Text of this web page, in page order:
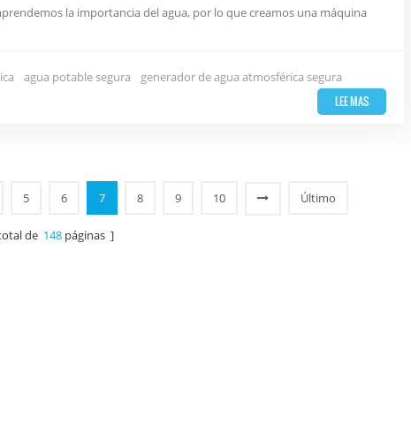
la importancia del agua, por lo que creamos una máquina
agua potable segura generador de agua atmosférica segura
LEE MAS
5 6 7 8 9 10 Último
de 148páginas ]